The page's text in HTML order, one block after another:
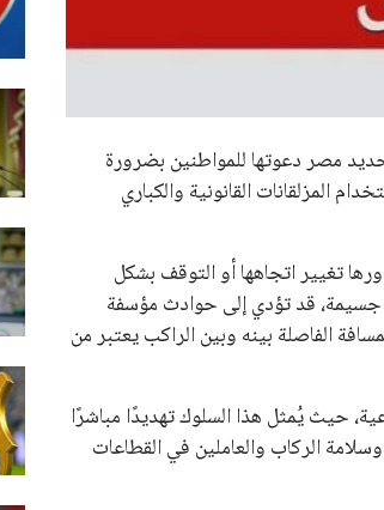
مصر دعوتها للمواطنين بضرورة
المزلقانات القانونية والكباري
تغيير اتجاهها أو التوقف بشكل
قد تؤدي إلى حوادث مؤسفة
الفاصلة بينه وبين الراكب يعتبر من
حيث يُمثل هذا السلوك تهديدًا مباشرًا
الركاب والعاملين في القطاعات